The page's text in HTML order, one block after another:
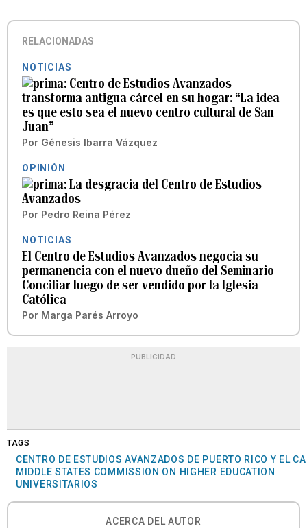
RELACIONADAS
NOTICIAS
Centro de Estudios Avanzados
transforma antigua cárcel en su hogar: “La idea
es que esto sea el nuevo centro cultural de San
Juan”
Por Génesis Ibarra Vázquez
OPINIÓN
La desgracia del Centro de Estudios
Avanzados
Por Pedro Reina Pérez
NOTICIAS
El Centro de Estudios Avanzados negocia su
permanencia con el nuevo dueño del Seminario
Conciliar luego de ser vendido por la Iglesia
Católica
Por Marga Parés Arroyo
PUBLICIDAD
TAGS
CENTRO DE ESTUDIOS AVANZADOS DE PUERTO RICO Y EL
MIDDLE STATES COMMISSION ON HIGHER EDUCATION
UNIVERSITARIOS
ACERCA DEL AUTOR